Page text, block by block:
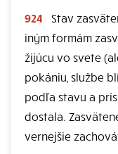
924
Stav
iným formám
žijúcu vo svete
pokániu, službe
podľa stavu a
dostala.
vernejšie